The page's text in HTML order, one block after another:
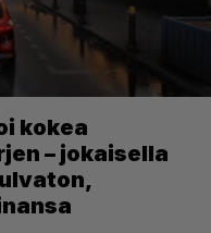
kokea
– jokaisella